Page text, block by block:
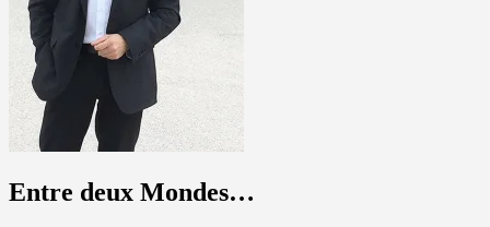
Entre deux Mondes…